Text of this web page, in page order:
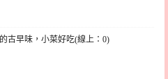
古早味，小菜好吃(線上：0)